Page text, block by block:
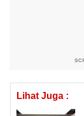
Lihat Juga :